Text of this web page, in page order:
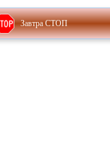
Завтра СТОП